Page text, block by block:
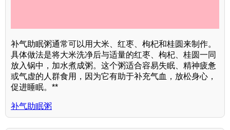
补气助眠粥通常可以用大米、红枣、枸杞和桂圆来制作。
具体做法是将大米洗净后与适量的红枣、枸杞、桂圆一同
放入锅中，加水煮成粥。这个粥适合容易失眠、精神疲惫
或气虚的人群食用，因为它有助于补充气血，放松身心，
促进睡眠。**
补气助眠粥